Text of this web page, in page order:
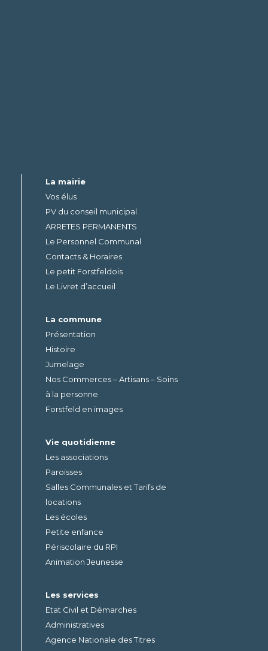
La mairie
Vos élus
PV du conseil municipal
ARRETES PERMANENTS
Le Personnel Communal
Contacts & Horaires
Le petit Forstfeldois
Le Livret d’accueil
La commune
Présentation
Histoire
Jumelage
Nos Commerces – Artisans – Soins
à la personne
Forstfeld en images
Vie quotidienne
Les associations
Paroisses
Salles Communales et Tarifs de
locations
Les écoles
Petite enfance
Périscolaire du RPI
Animation Jeunesse
Les services
Etat Civil et Démarches
Administratives
Agence Nationale des Titres